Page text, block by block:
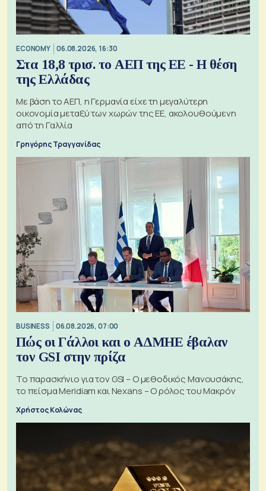
ECONOMY 06.08.2026, 16:30
Στα 18,8 τρισ. το ΑΕΠ της ΕΕ - Η θέση
της Ελλάδας
Με βάση το ΑΕΠ, η Γερμανία είχε τη μεγαλύτερη
οικονομία μεταξύ των χωρών της ΕΕ, ακολουθούμενη
από τη Γαλλία
Γρηγόρης Τραγγανίδας
BUSINESS 06.08.2026, 07:00
Πώς οι Γάλλοι και ο ΑΔΜΗΕ έβαλαν
τον GSI στην πρίζα
Το παρασκήνιο για τον GSI – Ο μεθοδικός Μανουσάκης,
το πείσμα Meridiam και Nexans – Ο ρόλος του Μακρόν
Χρήστος Κολώνας